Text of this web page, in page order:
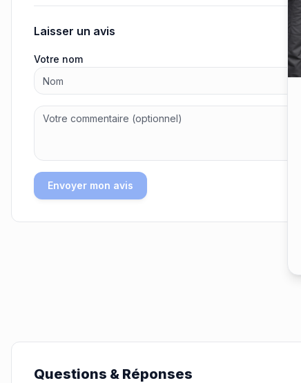
Laisser un avis
Votre nom
Envoyer mon avis
Questions & Réponses